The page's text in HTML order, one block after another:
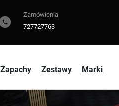
phone
Zamówienia
727727763
Zapachy Zestawy Marki